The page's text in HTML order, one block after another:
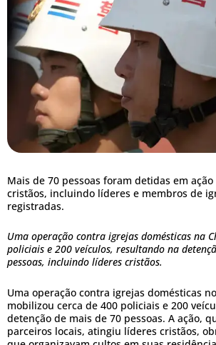
Mais de 70 pessoas foram detidas em
cristãos, incluindo líderes e membros de
registradas.
Uma operação contra igrejas domésticas na
policiais e 200 veículos, resultando na
pessoas, incluindo líderes cristãos.
Uma operação contra igrejas domésticas
mobilizou cerca de 400 policiais e 200
detenção de mais de 70 pessoas. A ação,
parceiros locais, atingiu líderes cristãos,